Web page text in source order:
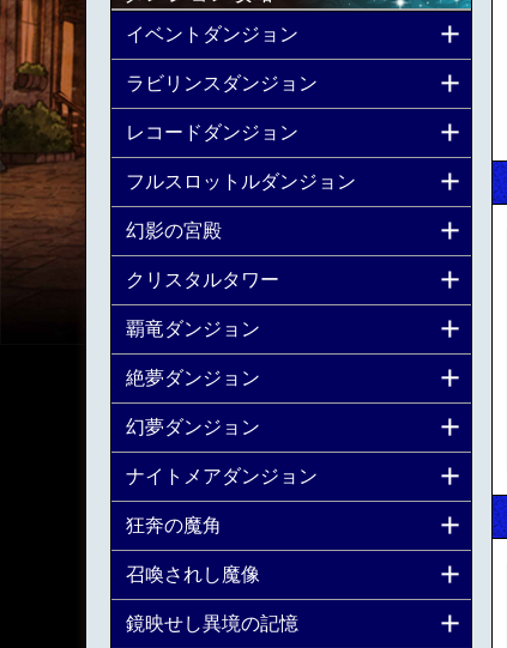
イベントダンジョン
ラビリンスダンジョン
レコードダンジョン
フルスロットルダンジョン
幻影の宮殿
クリスタルタワー
覇竜ダンジョン
絶夢ダンジョン
幻夢ダンジョン
ナイトメアダンジョン
狂奔の魔角
召喚されし魔像
鏡映せし異境の記憶